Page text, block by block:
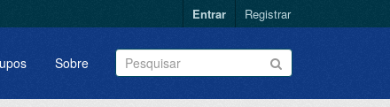
Entrar Registrar
Sobre